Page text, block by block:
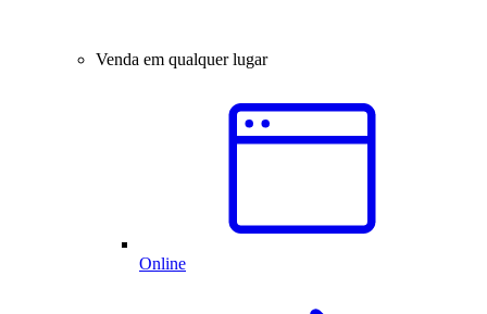
Venda em qualquer lugar
Online